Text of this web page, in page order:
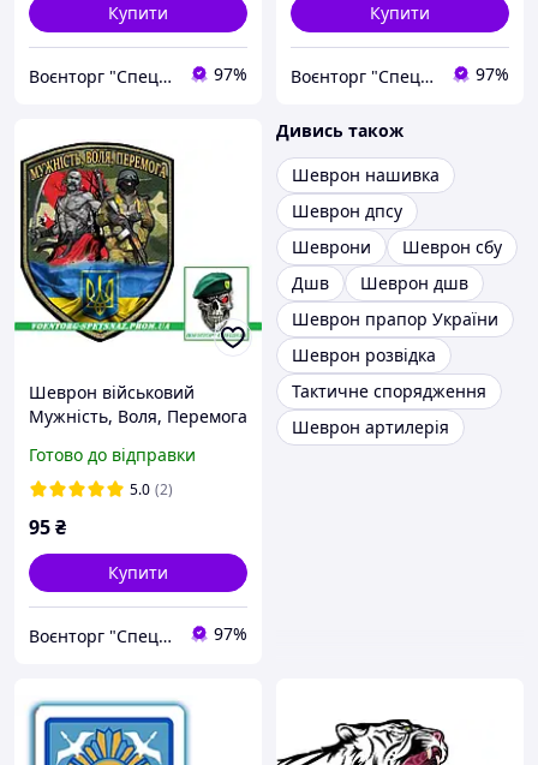
Купити
Воєнторг "Спецназ" - найкращий український військовий магазин — виробник! 97%
Купити
Воєнторг "Спецназ" - найкращий український військовий магазин — виробник! 97%
Шеврон військовий
Мужність, Воля, Перемога
Готово до відправки
5.0 (2)
95₴
Купити
Воєнторг "Спецназ" - найкращий український військовий магазин — виробник! 97%
Дивись також
Шеврон нашивка
Шеврон дпсу
Шеврони
Шеврон сбу
Дшв
Шеврон дшв
Шеврон прапор України
Шеврон розвідка
Тактичне спорядження
Шеврон артилерія